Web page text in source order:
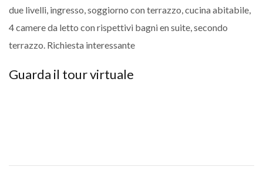
due livelli, ingresso, soggiorno con terrazzo, cucina abitabile,
4 camere da letto con rispettivi bagni en suite, secondo
terrazzo. Richiesta interessante
Guarda il tour virtuale